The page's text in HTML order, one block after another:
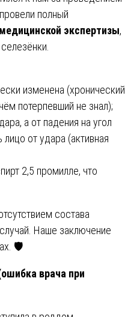
полный
экспертизы,
изменена (хронический
потерпевший не знал);
а от падения на угол
от удара (активная
2,5 промилле, что
состава
Наше заключение
🛡️
врача при